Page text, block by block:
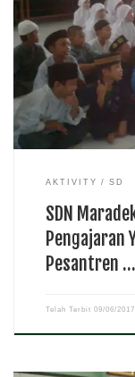
Makassar
siswa selama
menyenangkan bagi
Andika yang
AKTIVITY SD
SDN
Pengajaran
Pesantren …
Telah Terbit 09/06/2017